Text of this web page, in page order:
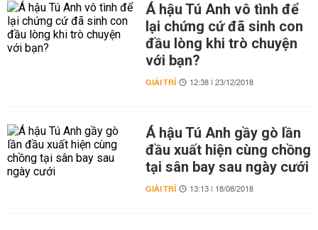
Á hậu Tú Anh vô tình để
lại chứng cứ đã sinh con
đầu lòng khi trò chuyện
với bạn?
GIẢI TRÍ 12:38 | 23/12/2018
Á hậu Tú Anh gầy gò lần
đầu xuất hiện cùng chồng
tại sân bay sau ngày cưới
GIẢI TRÍ 13:13 | 18/08/2018